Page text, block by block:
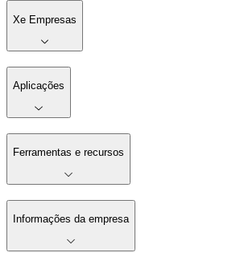
Xe Empresas
Aplicações
Ferramentas e recursos
Informações da empresa